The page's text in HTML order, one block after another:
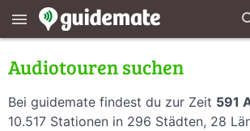
menu
Audiotouren suchen
Bei guidemate findest du zur Zeit 591
10.517 Stationen in 296 Städten, 28